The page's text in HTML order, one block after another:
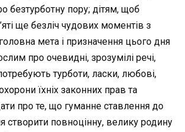
безтурботну пору; дітям, щоб
ще безліч чудових моментів з
мета і призначення цього дня
про очевидні, зрозумілі речі,
турботи, ласки, любові,
їхніх законних прав та
про те, що гуманне ставлення до
створити повноцінну, велику родину